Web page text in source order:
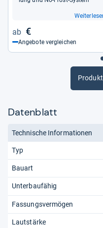
€
Angebote vergleichen
Datenblatt
Technische Informationen
Typ
Bauart
Unterbaufähig
Fassungsvermögen
Lautstärke